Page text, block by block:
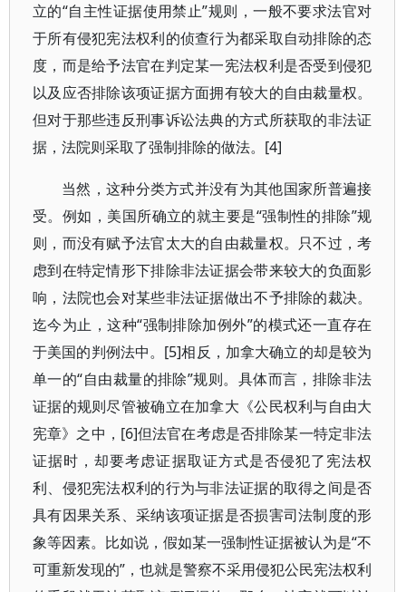
立的“自主性证据使用禁止”规则，一般不要求法官对
于所有侵犯宪法权利的侦查行为都采取自动排除的态
度，而是给予法官在判定某一宪法权利是否受到侵犯
以及应否排除该项证据方面拥有较大的自由裁量权。
但对于那些违反刑事诉讼法典的方式所获取的非法证
据，法院则采取了强制排除的做法。[4]
当然，这种分类方式并没有为其他国家所普遍接
受。例如，美国所确立的就主要是“强制性的排除”规
则，而没有赋予法官太大的自由裁量权。只不过，考
虑到在特定情形下排除非法证据会带来较大的负面影
响，法院也会对某些非法证据做出不予排除的裁决。
迄今为止，这种“强制排除加例外”的模式还一直存在
于美国的判例法中。[5]相反，加拿大确立的却是较为
单一的“自由裁量的排除”规则。具体而言，排除非法
证据的规则尽管被确立在加拿大《公民权利与自由大
宪章》之中，[6]但法官在考虑是否排除某一特定非法
证据时，却要考虑证据取证方式是否侵犯了宪法权
利、侵犯宪法权利的行为与非法证据的取得之间是否
具有因果关系、采纳该项证据是否损害司法制度的形
象等因素。比如说，假如某一强制性证据被认为是“不
可重新发现的”，也就是警察不采用侵犯公民宪法权利